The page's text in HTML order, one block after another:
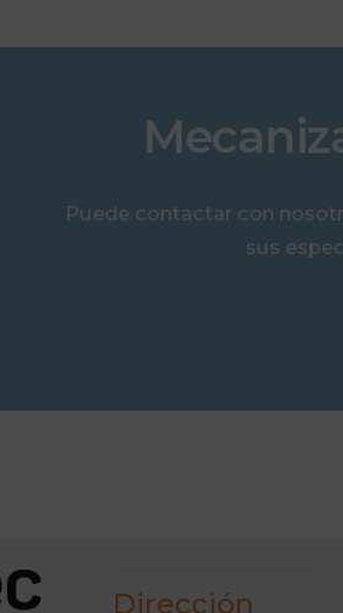
Puede contactar con
sus
Dirección